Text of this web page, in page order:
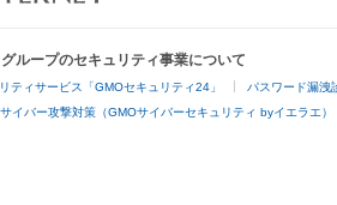
ループのセキュリティ事業について
ティサービス「GMOセキュリティ24」 パスワード漏洩
サイバー攻撃対策（GMOサイバーセキュリティ byイエラエ）